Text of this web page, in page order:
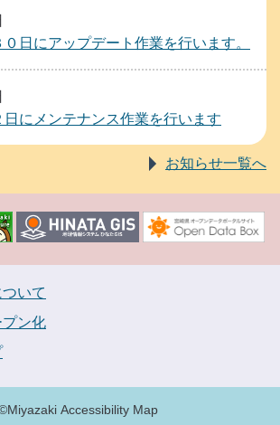
時
に
て
開
設
さ
日にアップデート作業を行います。
にメンテナンス作業を行います
お知らせ一覧へ
いて
ン化
Accessibility Map